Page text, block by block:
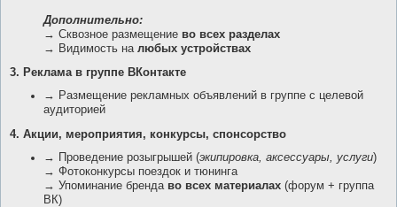
Дополнительно:
→ Сквозное размещение во всех разделах
→ Видимость на любых устройствах
3. Реклама в группе ВКонтакте
→ Размещение рекламных объявлений в группе с целевой
аудиторией
4. Акции, мероприятия, конкурсы, спонсорство
→ Проведение розыгрышей (экипировка, аксессуары, услуги)
→ Фотоконкурсы поездок и тюнинга
→ Упоминание бренда во всех материалах(форум + группа
ВК)